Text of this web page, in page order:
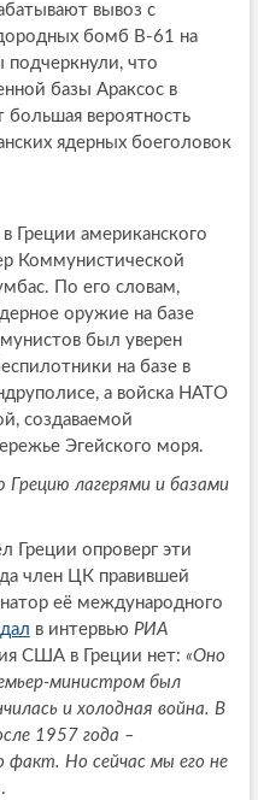
вывоз с
бомб B-61 на
что
базы Араксос в
большая вероятность
ядерных боеголовок
Греции американского
Коммунистической
По его словам,
оружие на базе
был уверен
на базе в
а войска НАТО
создаваемой
Эгейского моря.
Грецию лагерями и базами
Греции опроверг эти
член ЦК правившей
её международного
в интервью РИА
США в Греции нет: «Оно
министром был
и холодная война. В
1957 года –
факт. Но сейчас мы его не
.